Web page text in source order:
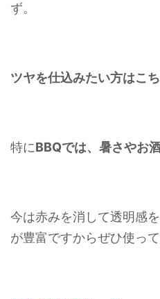
ず。
ツヤを仕込みたい方はこ
特にBBQでは、 暑さやお
今は赤みを消して透明感
が豊富ですからぜひ使って